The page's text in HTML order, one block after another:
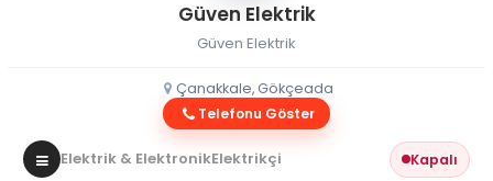
Güven Elektrik
Güven Elektrik
Çanakkale, Gökçeada
Telefonu Göster
Elektrik & ElektronikElektrikçi Kapalı